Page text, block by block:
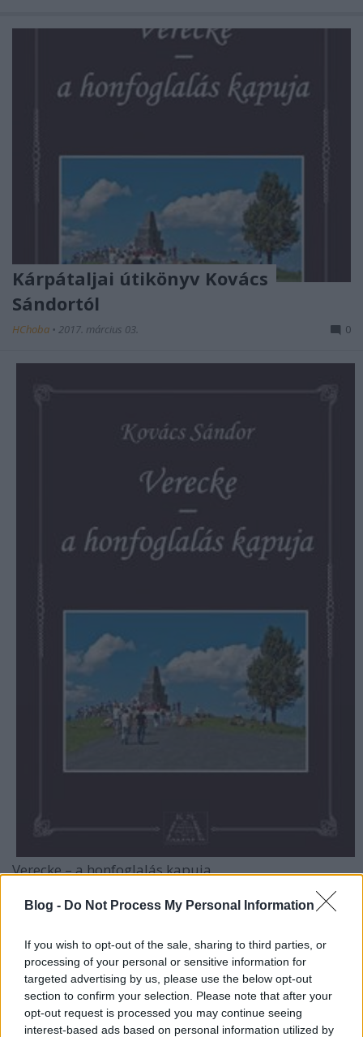
Blog - Do Not Process My Personal Information
If you wish to opt-out of the sale, sharing to third parties, or
processing of your personal or sensitive information for
targeted advertising by us, please use the below opt-out
section to confirm your selection. Please note that after your
opt-out request is processed you may continue seeing
interest-based ads based on personal information utilized by
Kárpátaljai útikönyv Kovács
Sándortól
HChoba • 2017. március 03. 0
Verecke – a honfoglalás kapuja
kárpátaljai útikönyveVerecke a honfoglalás kapuja